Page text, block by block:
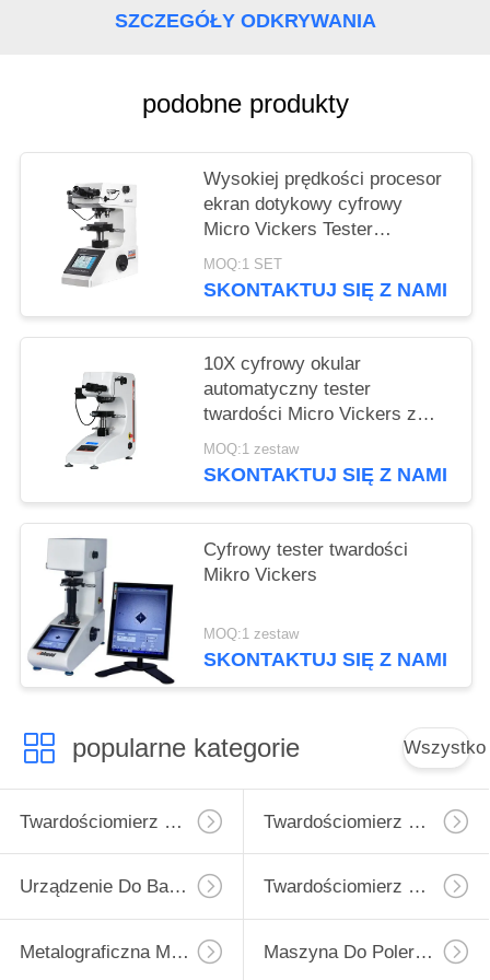
SZCZEGÓŁY ODKRYWANIA
podobne produkty
Wysokiej prędkości procesor
ekran dotykowy cyfrowy
Micro Vickers Tester
twardości HVS-1000Z
MOQ:1 SET
SKONTAKTUJ SIĘ Z NAMI
10X cyfrowy okular
automatyczny tester
twardości Micro Vickers z
maksymalną siłą 1Kgf
MOQ:1 zestaw
SKONTAKTUJ SIĘ Z NAMI
Cyfrowy tester twardości
Mikro Vickers
MOQ:1 zestaw
SKONTAKTUJ SIĘ Z NAMI
popularne kategorie Wszystko
Twardościomierz Micro Vickers Twardościomierz Vickersa
Urządzenie Do Badania Twardości Rockwell Twardościomierz Brinella
Metalograficzna Maszyna Do Cięcia Maszyna Do Polerowania Metalograficznego